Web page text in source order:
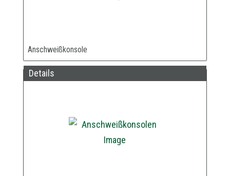
Anschweißkonsole
Details